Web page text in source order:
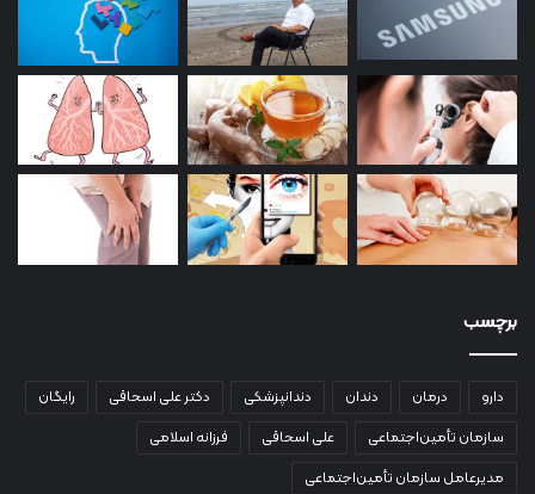
برچسب
دارو درمان دندان دندانپزشکی دکتر علی اسحاقی
رایگان
سازمان تأمین‌اجتماعی
علی اسحاقی
فرزانه اسلامی
مدیرعامل سازمان تأمین‌اجتماعی